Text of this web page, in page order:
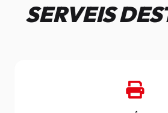
SERVEIS